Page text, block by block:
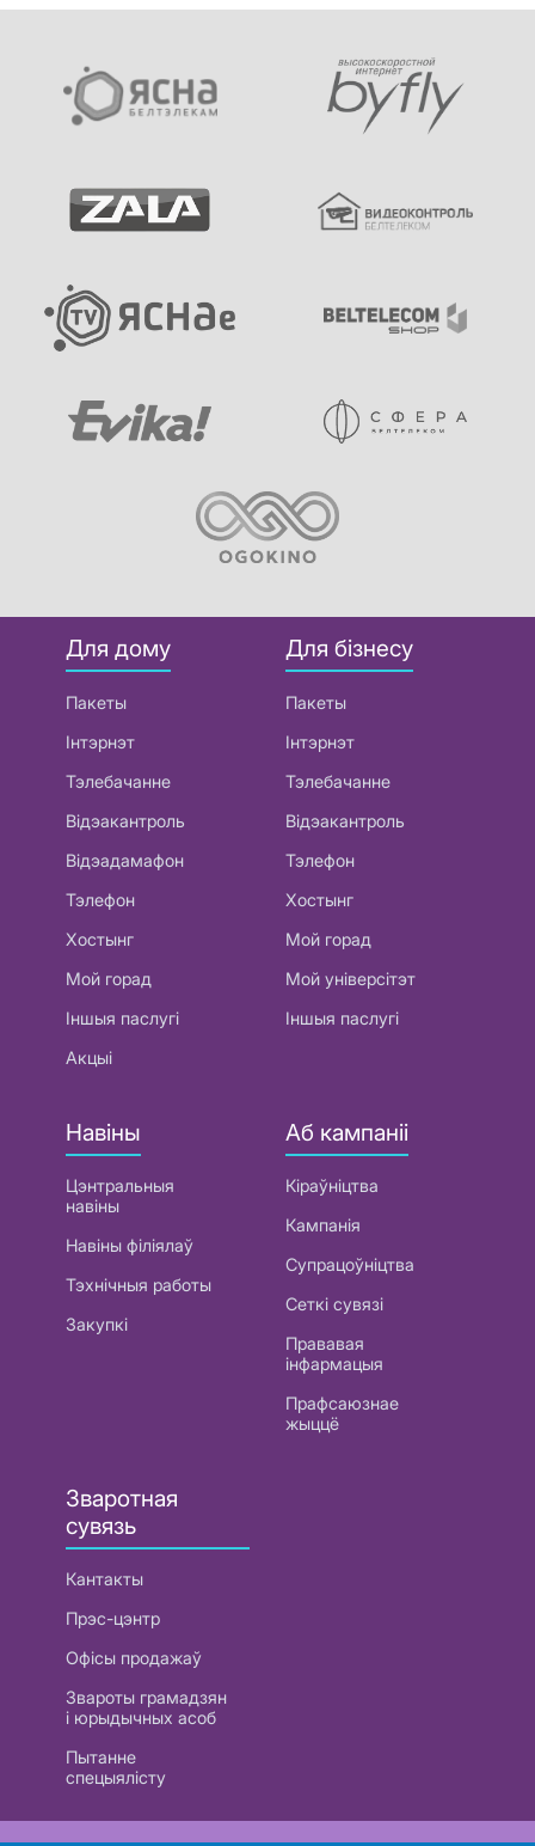
Для дому
Пакеты
Інтэрнэт
Тэлебачанне
Відэакантроль
Відэадамафон
Тэлефон
Хостынг
Мой горад
Іншыя паслугі
Акцыі
Для бізнесу
Пакеты
Інтэрнэт
Тэлебачанне
Відэакантроль
Тэлефон
Хостынг
Мой горад
Мой універсітэт
Іншыя паслугі
Навіны
Цэнтральныя
навіны
Навіны філіялаў
Тэхнічныя работы
Закупкі
Аб кампаніі
Кіраўніцтва
Кампанія
Супрацоўніцтва
Сеткі сувязі
Прававая
інфармацыя
Прафсаюзнае
жыццё
Зваротная
сувязь
Кантакты
Прэс-цэнтр
Офісы продажаў
Звароты грамадзян
і юрыдычных асоб
Пытанне
спецыялісту